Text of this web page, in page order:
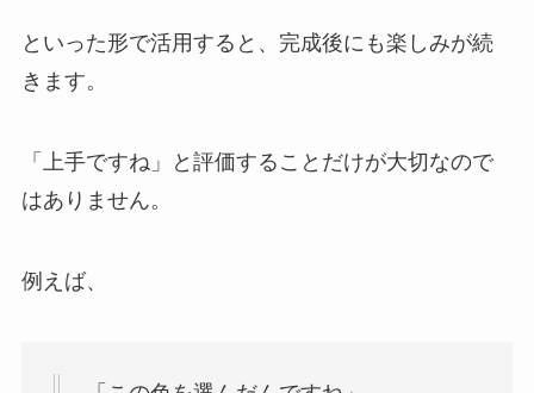
といった形で活用すると、完成後にも楽しみが続
きます。
「上手ですね」と評価することだけが大切なので
はありません。
例えば、